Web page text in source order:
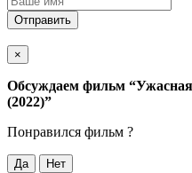
Отправить
×
Обсуждаем фильм
(2022)”
Понравился фильм ?
Да
Нет